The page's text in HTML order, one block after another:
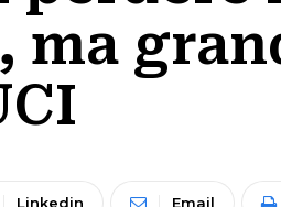
ma
Linkedin Email